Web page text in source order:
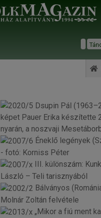
Dsupin Pál
képet Pauer Erika készítette
nyarán, a noszvaji
Éneklő legények
- fotó: Korniss Péter
III. különszám:
László – Teli tarisznyából
Bálványos
Molnár Zoltán felvétele
„Mikor a fiú ment